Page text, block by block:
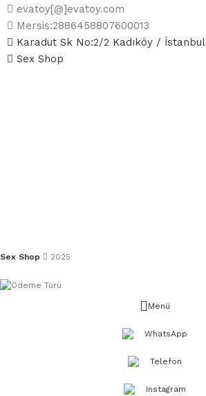
evatoy[@]evatoy.com
Mersis:2886458807600013
Karadut Sk No:2/2 Kadıköy / İstanbul
Sex Shop
Sex Shop 2025
Menü
WhatsApp
Telefon
Instagram